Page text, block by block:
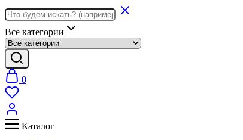
Все категории
0
Каталог